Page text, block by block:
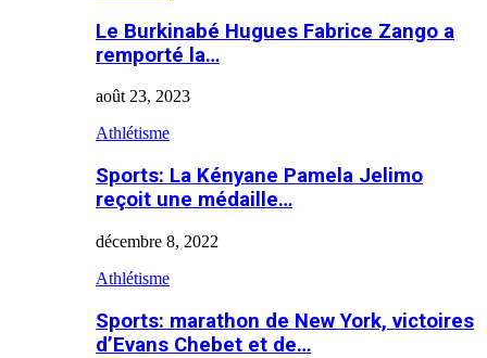
Le Burkinabé Hugues Fabrice Zango a
remporté la…
août 23, 2023
Athlétisme
Sports: La Kényane Pamela Jelimo
reçoit une médaille…
décembre 8, 2022
Athlétisme
Sports: marathon de New York, victoires
d’Evans Chebet et de…